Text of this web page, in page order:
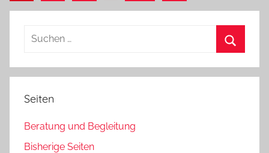
der
Beiträge
Suchen
Seiten
Beratung und Begleitung
Bisherige Seiten